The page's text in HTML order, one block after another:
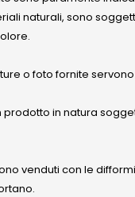
naturali, sono
o foto fornite
prodotto in natura
venduti con le